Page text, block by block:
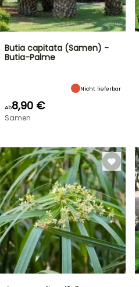
Butia capitata (Samen) -
Butia-Palme
Nicht lieferbar
Ab8,90 €
Samen